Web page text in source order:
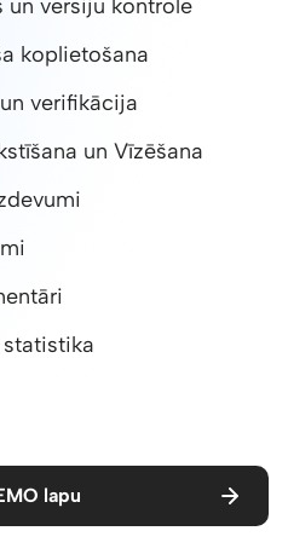
un versiju kontrole
koplietošana
verifikācija
un Vīzēšana
lapu